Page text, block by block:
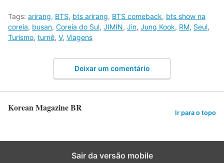
Tags: arirang, BTS, bts arirang, BTS comeback, bts show na
coreia, busan, Coreia do Sul, JIMIN, Jin, Jung Kook, RM, Seul,
Turismo, turnê, V, Viagens
Deixar um comentário
Korean Magazine BR Ir para o topo
Sair da versão mobile